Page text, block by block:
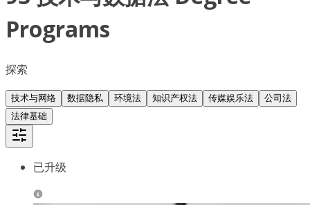
Programs
探索
技术与网络 数据隐私 环境法 知识产权法 传媒娱乐法
公司法
法律基础
已升级